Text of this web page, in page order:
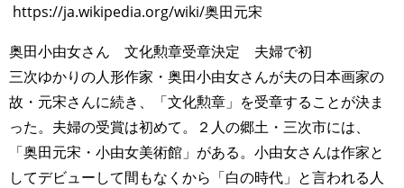
https://ja.wikipedia.org/wiki/奥田元宋
奥田小由女さん 文化勲章受章決定 夫婦で初
三次ゆかりの人形作家・奥田小由女さんが夫の日本画家の
故・元宋さんに続き、「文化勲章」を受章することが決ま
った。夫婦の受賞は初めて。２人の郷土・三次市には、
「奥田元宋・小由女美術館」がある。小由女さんは作家と
してデビューして間もなくから「白の時代」と言われる人